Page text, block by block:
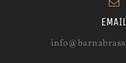
EMAIL